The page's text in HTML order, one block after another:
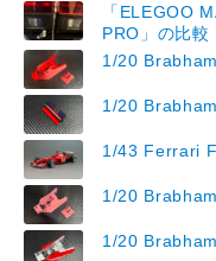
「ELEGOO
PRO」の比較
1/20
1/20
1/43 Ferrari
1/20
1/20